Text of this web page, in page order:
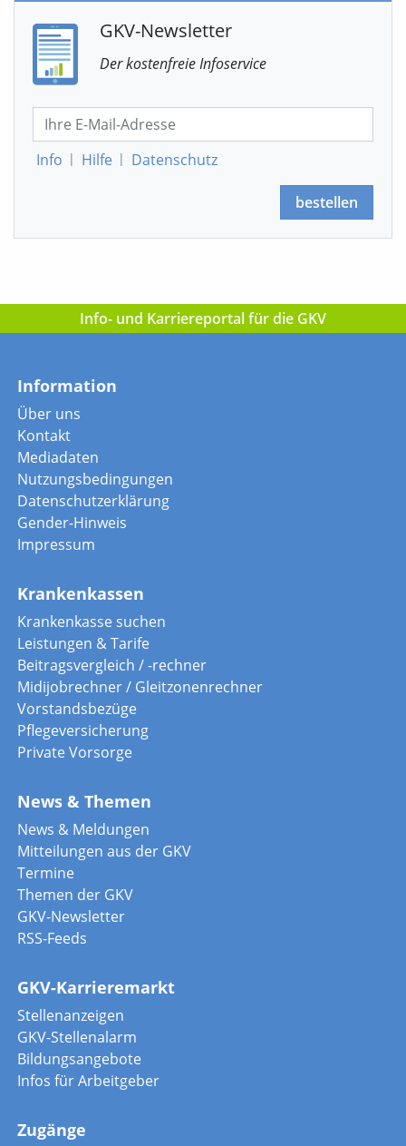
GKV-Newsletter
Der kostenfreie Infoservice
Info | Hilfe | Datenschutz
bestellen
Info- und Karriereportal für die GKV
Information
Über uns
Kontakt
Mediadaten
Nutzungsbedingungen
Datenschutzerklärung
Gender-Hinweis
Impressum
Krankenkassen
Krankenkasse suchen
Leistungen & Tarife
Beitragsvergleich / -rechner
Midijobrechner / Gleitzonenrechner
Vorstandsbezüge
Pflegeversicherung
Private Vorsorge
News & Themen
News & Meldungen
Mitteilungen aus der GKV
Termine
Themen der GKV
GKV-Newsletter
RSS-Feeds
GKV-Karrieremarkt
Stellenanzeigen
GKV-Stellenalarm
Bildungsangebote
Infos für Arbeitgeber
Zugänge